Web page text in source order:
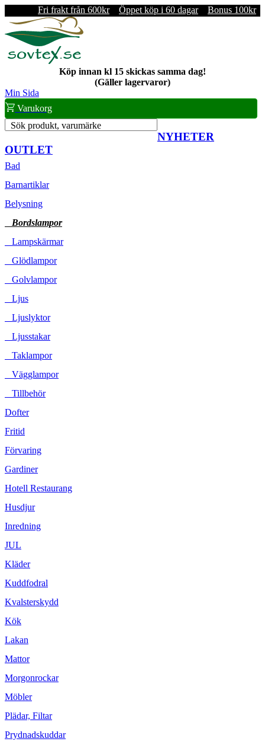
Fri frakt från 600kr Öppet köp i 60 dagar Bonus 100kr
Köp innan kl 15 skickas samma dag!
(Gäller lagervaror)
Min Sida
Varukorg
Sök produkt, varumärke
NYHETER
OUTLET
Bad
Barnartiklar
Belysning
Bordslampor
Lampskärmar
Glödlampor
Golvlampor
Ljus
Ljuslyktor
Ljusstakar
Taklampor
Vägglampor
Tillbehör
Dofter
Fritid
Förvaring
Gardiner
Hotell Restaurang
Husdjur
Inredning
JUL
Kläder
Kuddfodral
Kvalsterskydd
Kök
Lakan
Mattor
Morgonrockar
Möbler
Plädar, Filtar
Prydnadskuddar